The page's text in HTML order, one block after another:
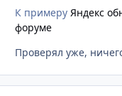
К примеру Яндекс
форуме
Проверял уже,